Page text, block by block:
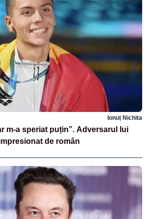
Ionuț Nichita
m-a speriat puțin”. Adversarul lui
de român